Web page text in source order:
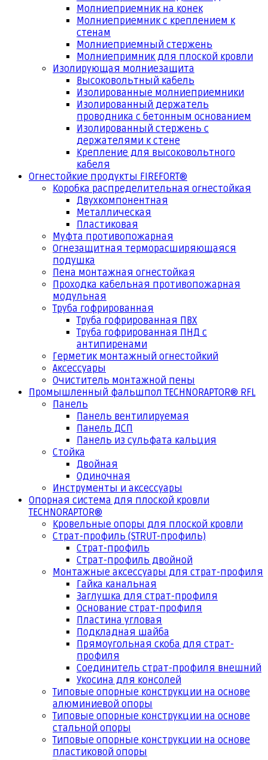
Молниеприемник на конек
Молниеприемник с креплением к
стенам
Молниеприемный стержень
Молниепримник для плоской кровли
Изолирующая молниезащита
Высоковольтный кабель
Изолированные молниеприемники
Изолированный держатель
проводника с бетонным основанием
Изолированный стержень с
держателями к стене
Крепление для высоковольтного
кабеля
Огнестойкие продукты FIREFORT®
Коробка распределительная огнестойкая
Двухкомпонентная
Металлическая
Пластиковая
Муфта противопожарная
Огнезащитная терморасширяющаяся
подушка
Пена монтажная огнестойкая
Проходка кабельная противопожарная
модульная
Труба гофрированная
Труба гофрированная ПВХ
Труба гофрированная ПНД с
антипиренами
Герметик монтажный огнестойкий
Аксессуары
Очиститель монтажной пены
Промышленный фальшпол TECHNORAPTOR® RFL
Панель
Панель вентилируемая
Панель ДСП
Панель из сульфата кальция
Стойка
Двойная
Одиночная
Инструменты и аксессуары
Опорная система для плоской кровли
TECHNORAPTOR®
Кровельные опоры для плоской кровли
Страт-профиль (STRUT-профиль)
Страт-профиль
Страт-профиль двойной
Монтажные аксессуары для страт-профиля
Гайка канальная
Заглушка для страт-профиля
Основание страт-профиля
Пластина угловая
Подкладная шайба
Прямоугольная скоба для страт-
профиля
Соединитель страт-профиля внешний
Укосина для консолей
Типовые опорные конструкции на основе
алюминиевой опоры
Типовые опорные конструкции на основе
стальной опоры
Типовые опорные конструкции на основе
пластиковой опоры